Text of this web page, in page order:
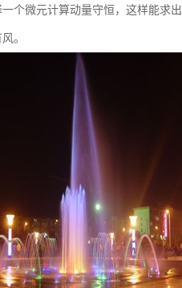
个微元计算动量守恒，这样能求
。